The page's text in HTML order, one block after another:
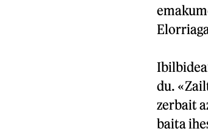
du.
zerbait
baita